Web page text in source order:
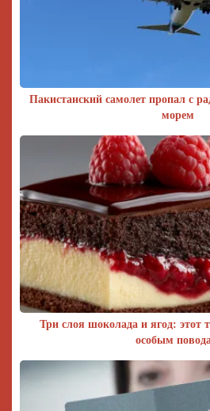
Пакистанский самолет пропал с
морем
Три слоя шоколада и ягод: этот
особым